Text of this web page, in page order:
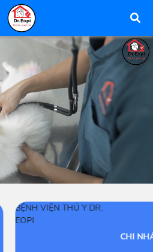
CHI NHÁNH NGUYỄN THỊ ĐẶNG